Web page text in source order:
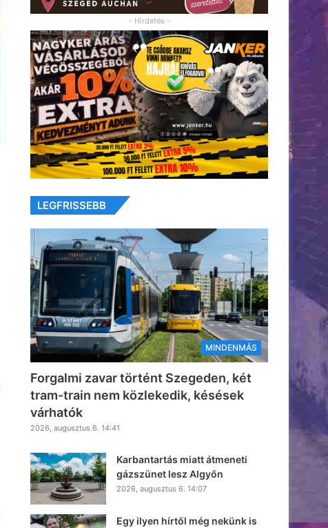
- Hirdetés -
LEGFRISSEBB
MINDENMÁS
Forgalmi zavar történt Szegeden, két
tram-train nem közlekedik, késések
várhatók
2026, augusztus 6. 14:41
Karbantartás miatt átmeneti
gázszünet lesz Algyőn
2026, augusztus 6. 14:07
Egy ilyen hírtől még nekünk is